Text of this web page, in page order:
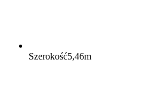
Szerokość5,46m